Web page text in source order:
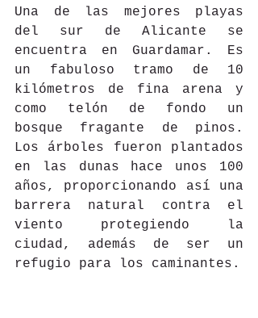
Una de las mejores playas
del sur de Alicante se
encuentra en Guardamar. Es
un fabuloso tramo de 10
kilómetros de fina arena y
como telón de fondo un
bosque fragante de pinos.
Los árboles fueron plantados
en las dunas hace unos 100
años, proporcionando así una
barrera natural contra el
viento protegiendo la
ciudad, además de ser un